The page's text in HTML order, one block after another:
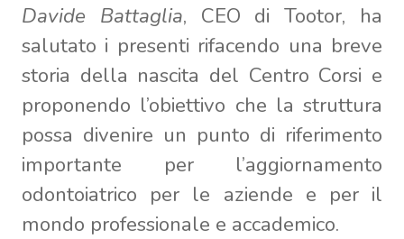
Davide Battaglia, CEO di Tootor, ha
salutato i presenti rifacendo una breve
storia della nascita del Centro Corsi e
proponendo l’obiettivo che la struttura
possa divenire un punto di riferimento
importante per l’aggiornamento
odontoiatrico per le aziende e per il
mondo professionale e accademico.